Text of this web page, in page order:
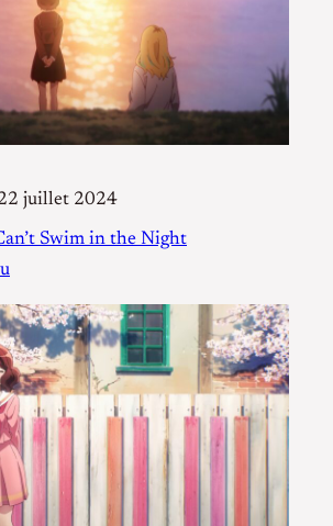
juillet 2024
Swim in the Night